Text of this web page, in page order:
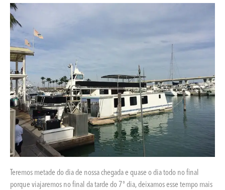
Teremos metade do dia de nossa chegada e quase o dia todo no final
porque viajaremos no final da tarde do 7º dia, deixamos esse tempo mais